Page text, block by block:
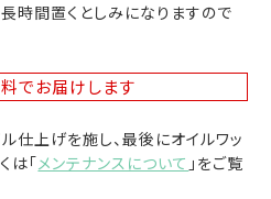
時間置くとしみになりますので
でお届けします
仕上げを施し、最後にオイルワッ
は「メンテナンスについて 」をご覧